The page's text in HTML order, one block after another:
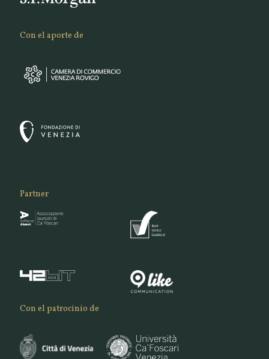
Con el aporte de
Partner
Con el patrocinio de